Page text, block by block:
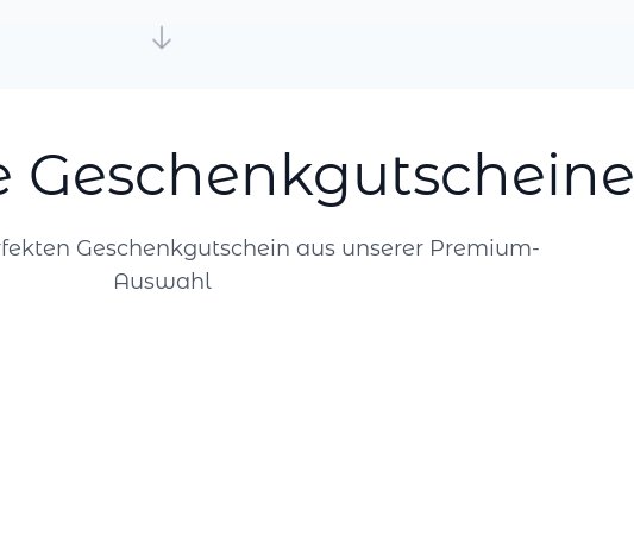
Geschenkgutscheine
Geschenkgutschein aus unserer Premium-
Auswahl